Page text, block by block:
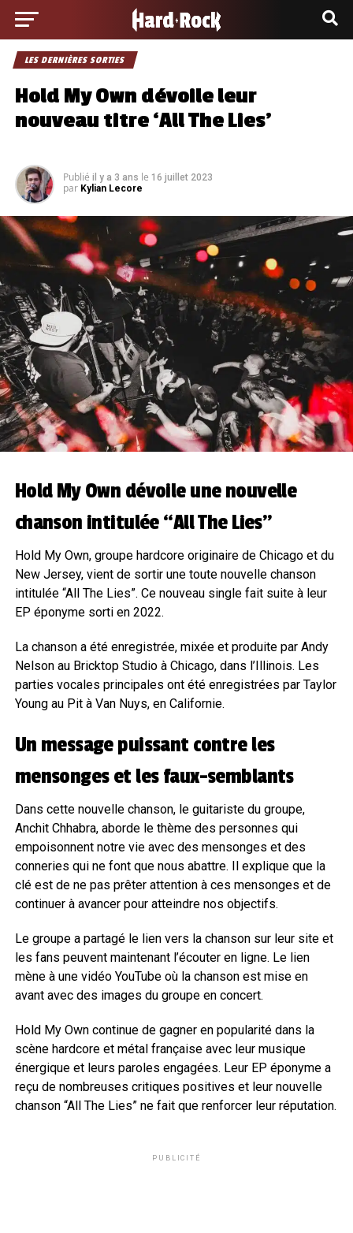
LES DERNIÈRES SORTIES
Hold My Own dévoile leur
nouveau titre ‘All The Lies’
Publié il y a 3 ans le 16 juillet 2023
par Kylian Lecore
Hold My Own dévoile une nouvelle
chanson intitulée “All The Lies”
Hold My Own, groupe hardcore originaire de Chicago et du
New Jersey, vient de sortir une toute nouvelle chanson
intitulée “All The Lies”. Ce nouveau single fait suite à leur
EP éponyme sorti en 2022.
La chanson a été enregistrée, mixée et produite par Andy
Nelson au Bricktop Studio à Chicago, dans l’Illinois. Les
parties vocales principales ont été enregistrées par Taylor
Young au Pit à Van Nuys, en Californie.
Un message puissant contre les
mensonges et les faux-semblants
Dans cette nouvelle chanson, le guitariste du groupe,
Anchit Chhabra, aborde le thème des personnes qui
empoisonnent notre vie avec des mensonges et des
conneries qui ne font que nous abattre. Il explique que la
clé est de ne pas prêter attention à ces mensonges et de
continuer à avancer pour atteindre nos objectifs.
Le groupe a partagé le lien vers la chanson sur leur site et
les fans peuvent maintenant l’écouter en ligne. Le lien
mène à une vidéo YouTube où la chanson est mise en
avant avec des images du groupe en concert.
Hold My Own continue de gagner en popularité dans la
scène hardcore et métal française avec leur musique
énergique et leurs paroles engagées. Leur EP éponyme a
reçu de nombreuses critiques positives et leur nouvelle
chanson “All The Lies” ne fait que renforcer leur réputation.
PUBLICITÉ